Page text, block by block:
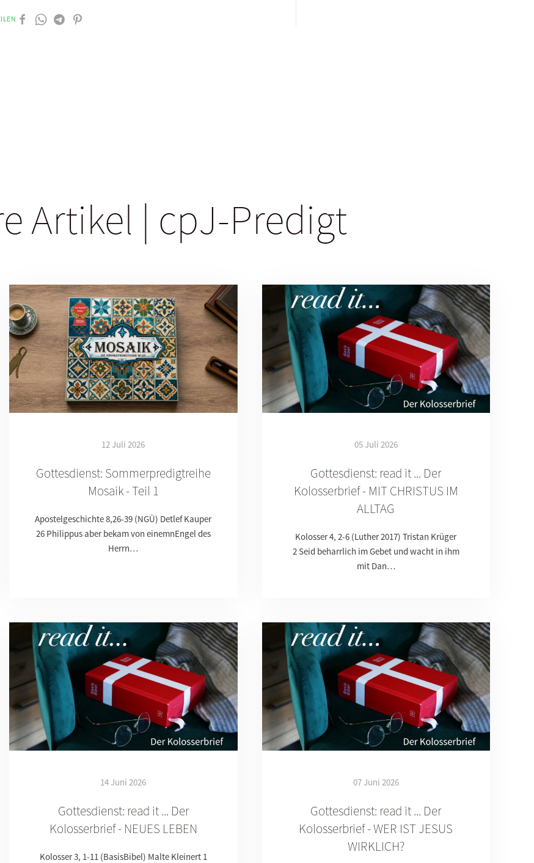
Artikel | cpJ-Predigt
12 Juli 2026
Gottesdienst: Sommerpredigtreihe
Mosaik - Teil 1
Apostelgeschichte 8,26-39 (NGÜ) Detlef Kauper
26 Philippus aber bekam von einemnEngel des
Herrn…
05 Juli 2026
Gottesdienst: read it ... Der
Kolosserbrief - MIT CHRISTUS IM
ALLTAG
Kolosser 4, 2-6 (Luther 2017) Tristan Krüger
2 Seid beharrlich im Gebet und wacht in ihm
mit Dan…
14 Juni 2026
Gottesdienst: read it ... Der
Kolosserbrief - NEUES LEBEN
Kolosser 3, 1-11 (BasisBibel) Malte Kleinert 1
07 Juni 2026
Gottesdienst: read it ... Der
Kolosserbrief - WER IST JESUS
WIRKLICH?